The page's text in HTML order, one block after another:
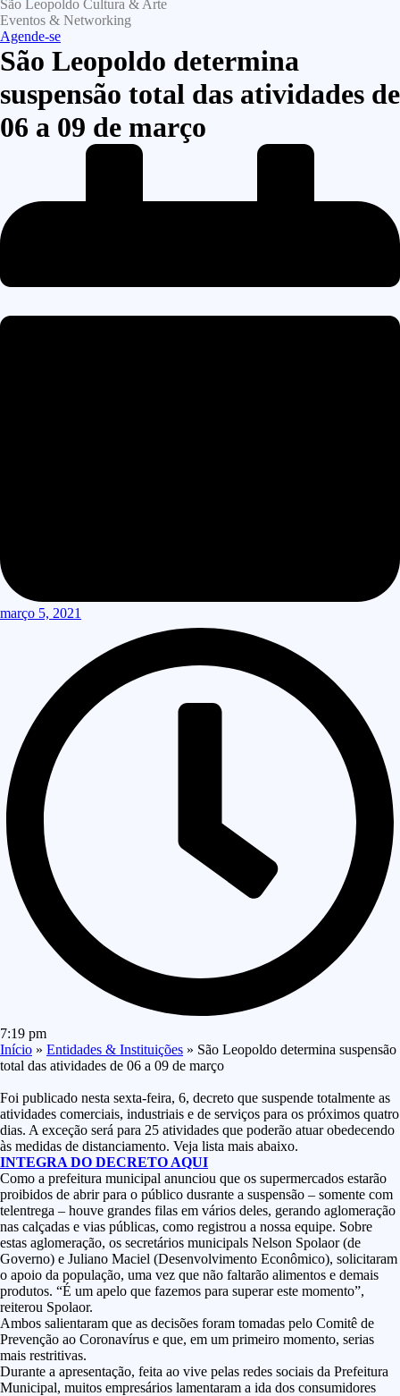
São Leopoldo Cultura & Arte
Eventos & Networking
Agende-se
São Leopoldo determina
suspensão total das atividades de
06 a 09 de março
março 5, 2021
7:19 pm
Início » Entidades & Instituições » São Leopoldo determina suspensão
total das atividades de 06 a 09 de março
Foi publicado nesta sexta-feira, 6, decreto que suspende totalmente as
atividades comerciais, industriais e de serviços para os próximos quatro
dias. A exceção será para 25 atividades que poderão atuar obedecendo
às medidas de distanciamento. Veja lista mais abaixo.
INTEGRA DO DECRETO AQUI
Como a prefeitura municipal anunciou que os supermercados estarão
proibidos de abrir para o público dusrante a suspensão – somente com
telentrega – houve grandes filas em vários deles, gerando aglomeração
nas calçadas e vias públicas, como registrou a nossa equipe. Sobre
estas aglomeração, os secretários municipals Nelson Spolaor (de
Governo) e Juliano Maciel (Desenvolvimento Econômico), solicitaram
o apoio da população, uma vez que não faltarão alimentos e demais
produtos. “É um apelo que fazemos para superar este momento”,
reiterou Spolaor.
Ambos salientaram que as decisões foram tomadas pelo Comitê de
Prevenção ao Coronavírus e que, em um primeiro momento, serias
mais restritivas.
Durante a apresentação, feita ao vive pelas redes sociais da Prefeitura
Municipal, muitos empresários lamentaram a ida dos consumidores